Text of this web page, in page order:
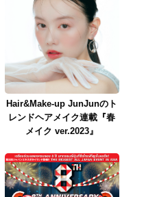
Hair&Make-up JunJunのト
レンドヘアメイク連載『春
メイク ver.2023』